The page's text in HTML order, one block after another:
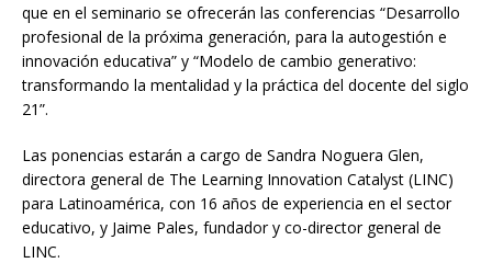
que en el seminario se ofrecerán las conferencias “Desarrollo
profesional de la próxima generación, para la autogestión e
innovación educativa” y “Modelo de cambio generativo:
transformando la mentalidad y la práctica del docente del siglo
21”.
Las ponencias estarán a cargo de Sandra Noguera Glen,
directora general de The Learning Innovation Catalyst (LINC)
para Latinoamérica, con 16 años de experiencia en el sector
educativo, y Jaime Pales, fundador y co-director general de
LINC.